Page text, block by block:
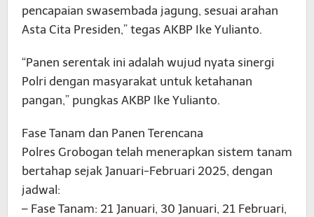
pencapaian swasembada jagung, sesuai arahan
Asta Cita Presiden,” tegas AKBP Ike Yulianto.
“Panen serentak ini adalah wujud nyata sinergi
Polri dengan masyarakat untuk ketahanan
pangan,” pungkas AKBP Ike Yulianto.
Fase Tanam dan Panen Terencana
Polres Grobogan telah menerapkan sistem tanam
bertahap sejak Januari-Februari 2025, dengan
jadwal:
– Fase Tanam: 21 Januari, 30 Januari, 21 Februari,